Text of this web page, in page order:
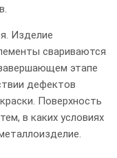
Изделие
свариваются
этапе
дефектов
Поверхность
в каких условиях